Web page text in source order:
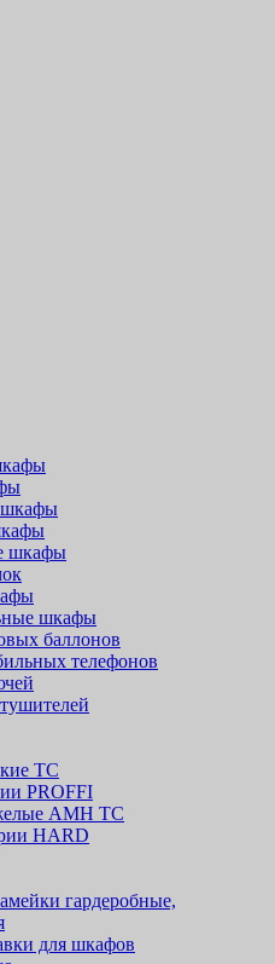
шкафы
шкафы
шкафы
баллонов
телефонов
ТС
PROFFI
AMH TC
HARD
гардеробные,
для шкафов